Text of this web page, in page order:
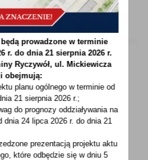
W PRACACH
OTWARTEGO
REALIZACJĘ ZADAŃ
R.
prowadzone w terminie
r. do dnia 21 sierpnia 2026 r.
Ryczywół, ul. Mickiewicza
i obejmują:
planu ogólnego w terminie od
21 sierpnia 2026 r.;
do prognozy oddziaływania na
24 lipca 2026 r. do dnia 21
prezentacją projektu aktu
które odbędzie się w dniu 5